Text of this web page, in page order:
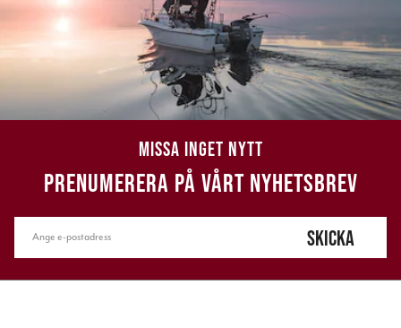
MISSA INGET NYTT
PRENUMERERA PÅ VÅRT NYHETSBREV
SKICKA